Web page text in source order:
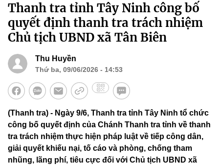
Thanh tra tỉnh Tây Ninh công bố
quyết định thanh tra trách nhiệm
Chủ tịch UBND xã Tân Biên
Thu Huyền
Thứ ba, 09/06/2026 - 14:53
(Thanh tra) - Ngày 9/6, Thanh tra tỉnh Tây Ninh tổ chức
công bố quyết định của Chánh Thanh tra tỉnh về thanh
tra trách nhiệm thực hiện pháp luật về tiếp công dân,
giải quyết khiếu nại, tố cáo và phòng, chống tham
nhũng, lãng phí, tiêu cực đối với Chủ tịch UBND xã